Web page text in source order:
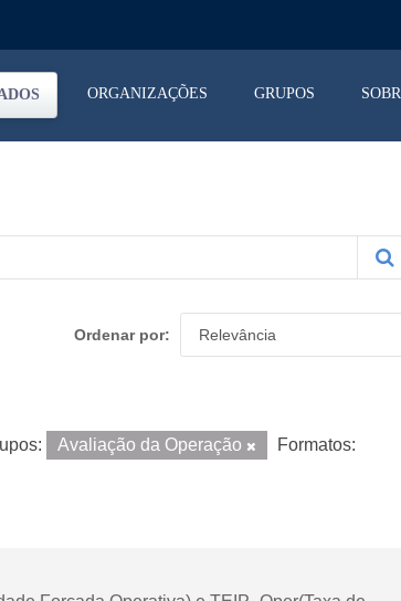
ORGANIZAÇÕES GRUPOS
Ordenar por
Avaliação da Operação
Formatos: